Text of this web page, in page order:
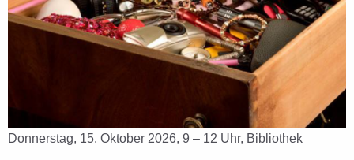
Donnerstag, 15. Oktober 2026, 9 – 12 Uhr, Bibliothek